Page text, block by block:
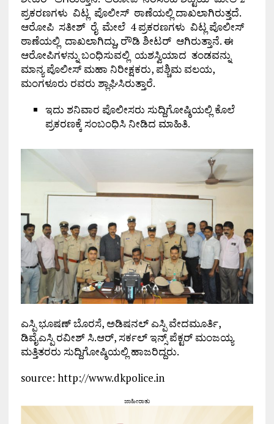
ಪ್ರಕರಣಗಳು ವಿಟ್ಲ ಪೊಲೀಸ್ ಠಾಣೆಯಲ್ಲಿ ದಾಖಲಾಗಿರುತ್ತದೆ.
ಆರೋಪಿ ಸತೀಶ್ ರೈ ಮೇಲೆ 4 ಪ್ರಕರಣಗಳು ವಿಟ್ಲ ಪೊಲೀಸ್
ಠಾಣೆಯಲ್ಲಿ ದಾಖಲಾಗಿದ್ದು, ರೌಡಿ ಶೀಟರ್ ಆಗಿರುತ್ತಾನೆ. ಈ
ಆರೋಪಿಗಳನ್ನು ಬಂಧಿಸುವಲ್ಲಿ ಯಶಸ್ವಿಯಾದ ತಂಡವನ್ನು
ಮಾನ್ಯ ಪೊಲೀಸ್ ಮಹಾ ನಿರೀಕ್ಷಕರು, ಪಶ್ಚಿಮ ವಲಯ,
ಮಂಗಳೂರು ರವರು ಶ್ಲಾಘಿಸಿರುತ್ತಾರೆ.
ಇದು ಶನಿವಾರ ಪೊಲೀಸರು ಸುದ್ದಿಗೋಷ್ಠಿಯಲ್ಲಿ ಕೊಲೆ
ಪ್ರಕರಣಕ್ಕೆ ಸಂಬಂಧಿಸಿ ನೀಡಿದ ಮಾಹಿತಿ.
ಎಸ್ಪಿ ಭೂಷಣ್ ಬೊರಸೆ, ಅಡಿಷನಲ್ ಎಸ್ಪಿ ವೇದಮೂರ್ತಿ,
ಡಿವೈಎಸ್ಪಿ ರವೀಶ್ ಸಿ.ಆರ್, ಸರ್ಕಲ್ ಇನ್ಸ್ ಪೆಕ್ಟರ್ ಮಂಜಯ್ಯ
ಮತ್ತಿತರರು ಸುದ್ದಿಗೋಷ್ಠಿಯಲ್ಲಿ ಹಾಜರಿದ್ದರು.
source: http://www.dkpolice.in
ಜಾಹೀರಾತು